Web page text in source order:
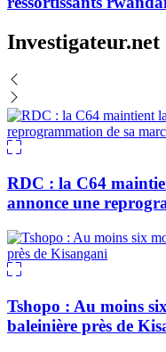
Investigateur.net
RDC : la C64
annonce une
Tshopo : Au moins
baleinière près de